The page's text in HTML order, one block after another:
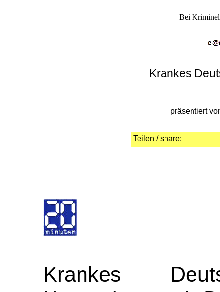
Bei
Krankes
präsentiert
Teilen / share:
Krankes